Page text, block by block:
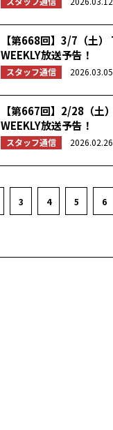
【第668回】3/7（土）
WEEKLY放送予告！
スタッフ通信 2026.03.05
【第667回】2/28（土
WEEKLY放送予告！
スタッフ通信 2026.02.26
3 4 5 6